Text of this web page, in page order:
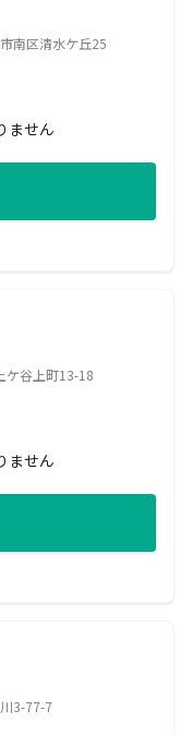
南区清水ケ丘25
ません
ケ谷上町13-18
ません
3-77-7